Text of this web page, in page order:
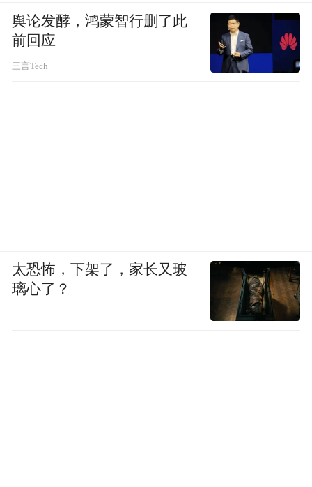
舆论发酵，鸿蒙智行删了此
前回应
三言Tech
太恐怖，下架了，家长又玻
璃心了？